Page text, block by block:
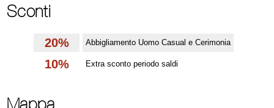
Sconti
20% Abbigliamento Uomo Casual e Cerimonia
10% Extra sconto periodo saldi
Mappa